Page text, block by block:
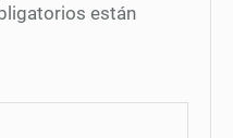
están